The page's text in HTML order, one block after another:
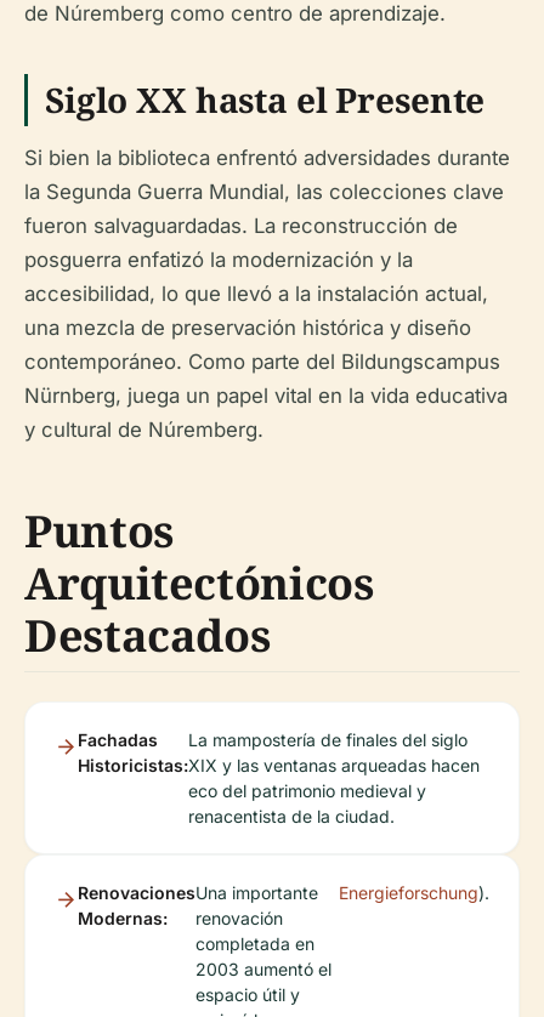
de Núremberg como centro de aprendizaje.
Siglo XX hasta el Presente
Si bien la biblioteca enfrentó adversidades durante
la Segunda Guerra Mundial, las colecciones clave
fueron salvaguardadas. La reconstrucción de
posguerra enfatizó la modernización y la
accesibilidad, lo que llevó a la instalación actual,
una mezcla de preservación histórica y diseño
contemporáneo. Como parte del Bildungscampus
Nürnberg, juega un papel vital en la vida educativa
y cultural de Núremberg.
Puntos
Arquitectónicos
Destacados
Fachadas
Historicistas:
La mampostería de finales del siglo
XIX y las ventanas arqueadas hacen
eco del patrimonio medieval y
renacentista de la ciudad.
Renovaciones
Modernas:
Una importante
renovación
completada en
2003 aumentó el
espacio útil y
Energieforschung).